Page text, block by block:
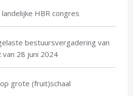
HBR congres
bestuursvergadering van
van 28 juni 2024
grote (fruit)schaal